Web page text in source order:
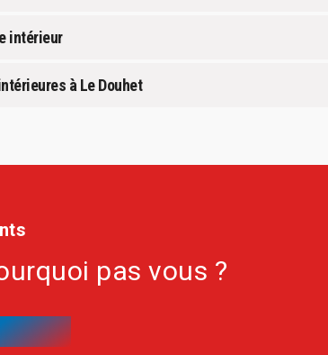
intérieur
à Le Douhet
pas vous ?